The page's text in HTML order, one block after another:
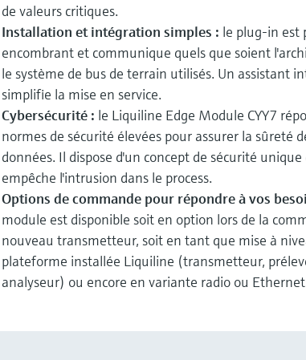
de valeurs critiques.
Installation et intégration simples : le plug-in est
encombrant et communique quels que soient
le système de bus de terrain utilisés. Un assistant
simplifie la mise en service.
Cybersécurité : le Liquiline Edge Module CYY7
normes de sécurité élevées pour assurer la sûreté
données. Il dispose d'un concept de sécurité unique
empêche l'intrusion dans le process.
Options de commande pour répondre à vos
module est disponible soit en option lors de la
nouveau transmetteur, soit en tant que mise à
plateforme installée Liquiline (transmetteur,
analyseur) ou encore en variante radio ou